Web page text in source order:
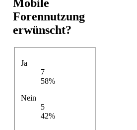
Mobile
Forennutzung
erwünscht?
Ja
7
58%
Nein
5
42%